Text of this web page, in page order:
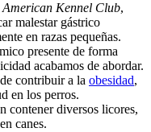
American Kennel Club,
malestar gástrico
en razas pequeñas.
presente de forma
acabamos de abordar.
contribuir a la obesidad,
en los perros.
contener diversos licores,
canes.